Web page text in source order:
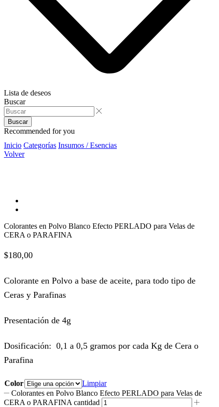
Lista de deseos
Buscar
Buscar
Recommended for you
Inicio Categorías Insumos / Esencias
Volver
Colorantes en Polvo Blanco Efecto PERLADO para Velas de
CERA o PARAFINA
$180,00
Colorante en Polvo a base de aceite, para todo tipo de
Ceras y Parafinas
Presentación de 4g
Dosificación: 0,1 a 0,5 gramos por cada Kg de Cera o
Parafina
Color
Limpiar
Colorantes en Polvo Blanco Efecto PERLADO para Velas de
CERA o PARAFINA cantidad